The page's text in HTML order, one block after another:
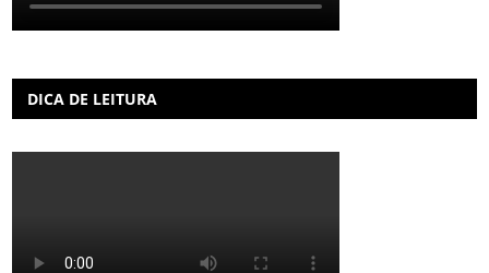
DICA DE LEITURA